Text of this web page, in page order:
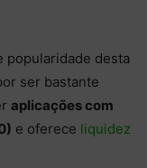
popularidade desta
ser bastante
aplicações com
e oferece liquidez